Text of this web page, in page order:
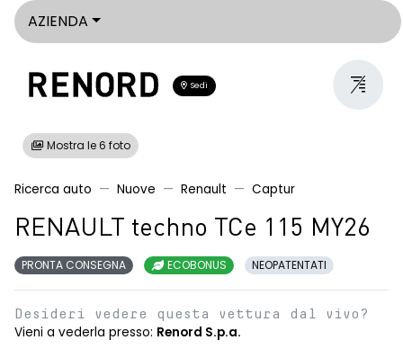
AZIENDA
Sedi
Mostra le 6 foto
Ricerca auto Nuove Renault Captur
RENAULT techno TCe 115 MY26
PRONTA CONSEGNA ECOBONUS NEOPATENTATI
Desideri vedere questa vettura dal vivo?
Vieni a vederla presso: Renord S.p.a.